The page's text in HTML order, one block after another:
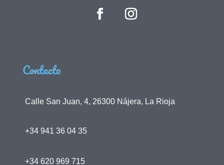
Contacto
Calle San Juan, 4, 26300 Nájera, La Rioja
+34 941 36 04 35
+34 620 969 715